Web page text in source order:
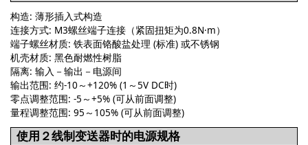
构造: 薄形插入式构造
连接方式: M3螺丝端子连接（紧固扭矩为0.8N·m）
端子螺丝材质: 铁表面铬酸盐处理 (标准) 或不锈钢
机壳材质: 黑色耐燃性树脂
隔离: 输入－输出－电源间
输出范围: 约-10～+120% (1～5V DC时)
零点调整范围: -5～+5% (可从前面调整)
量程调整范围: 95～105% (可从前面调整)
使用２线制变送器时的电源规格